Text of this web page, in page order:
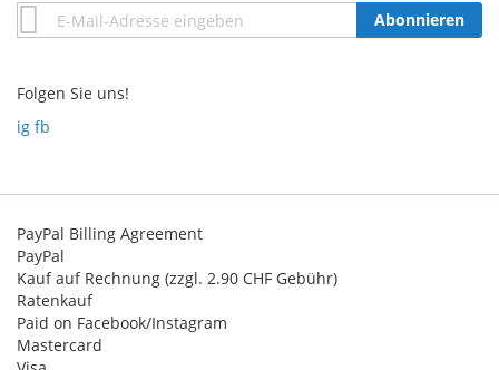
Annmeldung
zum
Abonnieren
Folgen Sie uns!
ig fb
PayPal Billing Agreement
PayPal
Kauf auf Rechnung (zzgl. 2.90 CHF Gebühr)
Ratenkauf
Paid on Facebook/Instagram
Mastercard